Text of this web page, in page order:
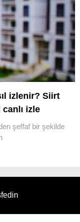
İhbar Hattı
izlenir? Siirt
izle
şeffaf bir şekilde